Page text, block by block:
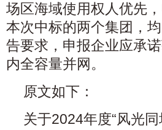
场区海域使用权人优先
本次中标的两个集团，
告要求，申报企业应承
内全容量并网。
原文如下：
关于2024年度“风光